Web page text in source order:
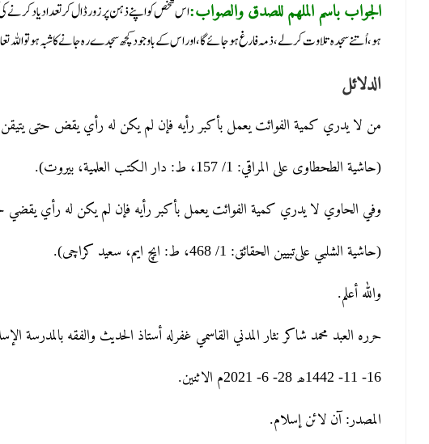
الجواب باسم الملھم للصدق والصواب:اس شخص کو اپنے ذہن پر زور ڈال کر تعداد یاد کرنے
ہو، اُتنے سجدہ تلاوت کرلے، ذمہ فارغ ہوجائے گا، اور اس کے باوجود کچھ سجدے رہ جانے کا شبہ ہو تو اللہ
الدلائل
ﻣﻦ ﻻ ﻳﺪﺭﻱ ﻛﻤﻴﺔ الفواﺋﺖ ﻳﻌﻤﻞ ﺑﺄﻛﺒﺮ ﺭﺃﻳﻪ ﻓﺈﻥ ﻟﻢ ﻳﻜﻦ ﻟﻪ ﺭﺃﻱ ﻳﻘﺾ ﺣﺘﻰ ﻳﺘﻴﻘﻦ
(حاشیة الطحطاوی علی المراقي: 1/ 157، ط: دار الکتب العلمیة، بیروت).
ﻭﻓﻲ اﻟﺤﺎﻭﻱ ﻻ ﻳﺪﺭﻱ ﻛﻤﻴﺔ اﻟﻔﻮاﺋﺖ ﻳﻌﻤﻞ ﺑﺄﻛﺒﺮ ﺭﺃﻳﻪ ﻓﺈﻥ ﻟﻢ ﻳﻜﻦ ﻟﻪ ﺭﺃﻱ ﻳﻘﻀﻲ
(حاشیة اﻟﺸﻠﺒﻲ علیﺗﺒﻴﻴﻦ اﻟﺤﻘﺎﺋﻖ: 1/ 468، ط: ایچ ایم، سعید کراچی).
والله أعلم.
حرره العبد محمد شاکر نثار المدني القاسمي غفرله أستاذ الحديث والفقه بالمدرسة
16- 11- 1442ھ 28- 6- 2021م الاثنين.
المصدر: آن لائن إسلام.